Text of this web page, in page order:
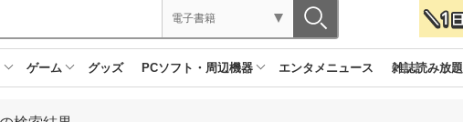
電子書籍
ゲーム グッズ PCソフト・周辺機器 エンタメニュース 雑誌読み放題